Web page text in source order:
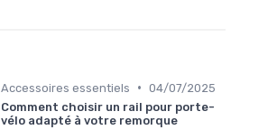
Accessoires essentiels • 04/07/2025
Comment choisir un rail pour porte-
vélo adapté à votre remorque